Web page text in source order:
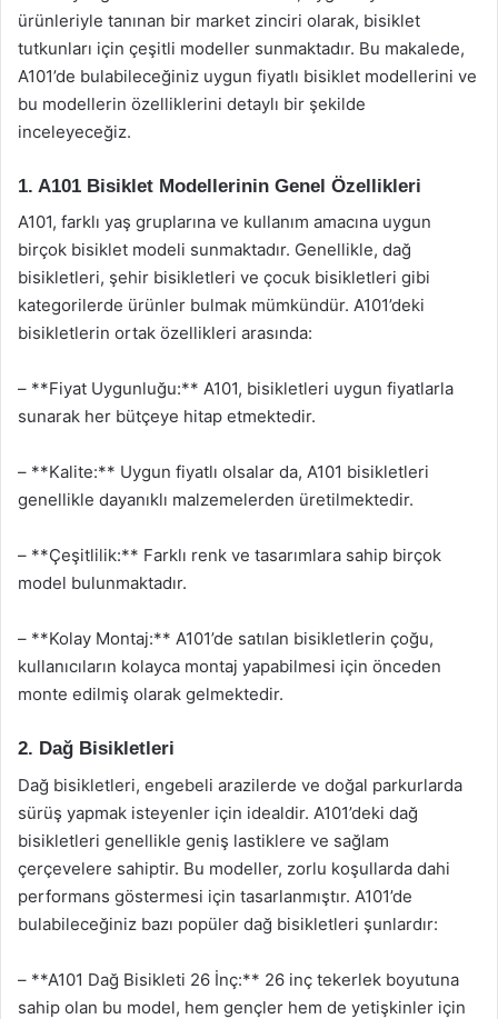
ürünleriyle tanınan bir market zinciri olarak, bisiklet
tutkunları için çeşitli modeller sunmaktadır. Bu makalede,
A101’de bulabileceğiniz uygun fiyatlı bisiklet modellerini ve
bu modellerin özelliklerini detaylı bir şekilde
inceleyeceğiz.
1. A101 Bisiklet Modellerinin Genel Özellikleri
A101, farklı yaş gruplarına ve kullanım amacına uygun
birçok bisiklet modeli sunmaktadır. Genellikle, dağ
bisikletleri, şehir bisikletleri ve çocuk bisikletleri gibi
kategorilerde ürünler bulmak mümkündür. A101’deki
bisikletlerin ortak özellikleri arasında:
– **Fiyat Uygunluğu:** A101, bisikletleri uygun fiyatlarla
sunarak her bütçeye hitap etmektedir.
– **Kalite:** Uygun fiyatlı olsalar da, A101 bisikletleri
genellikle dayanıklı malzemelerden üretilmektedir.
– **Çeşitlilik:** Farklı renk ve tasarımlara sahip birçok
model bulunmaktadır.
– **Kolay Montaj:** A101’de satılan bisikletlerin çoğu,
kullanıcıların kolayca montaj yapabilmesi için önceden
monte edilmiş olarak gelmektedir.
2. Dağ Bisikletleri
Dağ bisikletleri, engebeli arazilerde ve doğal parkurlarda
sürüş yapmak isteyenler için idealdir. A101’deki dağ
bisikletleri genellikle geniş lastiklere ve sağlam
çerçevelere sahiptir. Bu modeller, zorlu koşullarda dahi
performans göstermesi için tasarlanmıştır. A101’de
bulabileceğiniz bazı popüler dağ bisikletleri şunlardır:
– **A101 Dağ Bisikleti 26 İnç:** 26 inç tekerlek boyutuna
sahip olan bu model, hem gençler hem de yetişkinler için